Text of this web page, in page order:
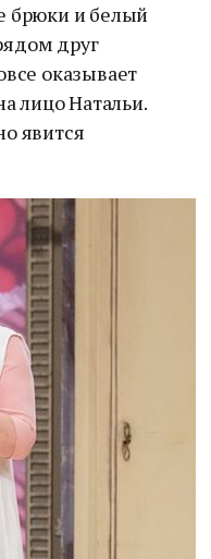
брюки и белый
друг
оказывает
лицо Натальи.
явится